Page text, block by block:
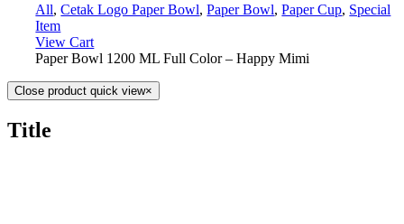
All,Cetak Logo Paper Bowl,Paper Bowl,Paper Cup, Special
Item
View Cart
Paper Bowl 1200 ML Full Color – Happy Mimi
Close product quick view×
Title